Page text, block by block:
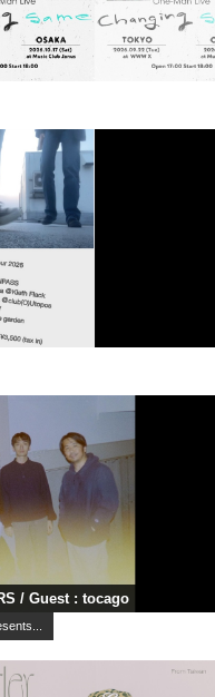
/ Guest : tocago